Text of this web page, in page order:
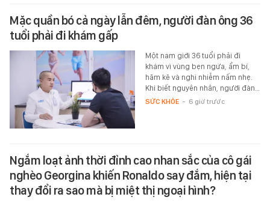
Mặc quần bó cả ngày lẫn đêm, người đàn ông 36
tuổi phải đi khám gấp
Một nam giới 36 tuổi phải đi
khám vì vùng bẹn ngứa, ẩm bí,
hăm kẽ và nghi nhiễm nấm nhẹ.
Khi biết nguyên nhân, người đàn…
SỨC KHỎE - 6 giờ trước
Ngắm loạt ảnh thời đỉnh cao nhan sắc của cô gái
nghèo Georgina khiến Ronaldo say đắm, hiện tại
thay đổi ra sao mà bị miệt thị ngoại hình?